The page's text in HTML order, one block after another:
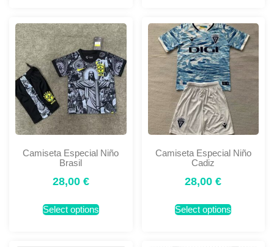
Camiseta Especial Niño
Brasil
28,00 €
Select options
Camiseta Especial Niño
Cadiz
28,00€
Select options